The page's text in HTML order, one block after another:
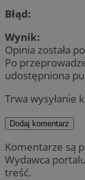
Błąd:
Wynik:
Opinia została
Po
udostępniona
Trwa wysyłanie
Dodaj komentarz
Komentarze są
Wydawca
treść.